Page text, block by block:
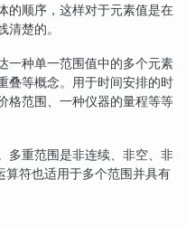
顺序，这样对于元素值是在
楚的。
一种单一范围值中的多个元素
叠等概念。用于时间安排的时
格范围、一种仪器的量程等等
多重范围是非连续、非空、非
算符也适用于多个范围并具有